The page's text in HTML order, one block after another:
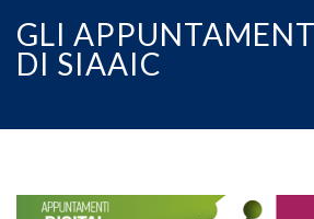
content
GLI
DI SIAAIC